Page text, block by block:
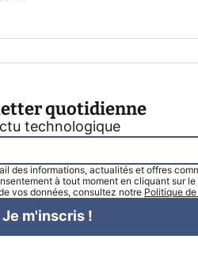
quotidienne
technologique
des informations, actualités et offres
à tout moment en cliquant sur
vos données, consultez notre Politique
Je m'inscris !